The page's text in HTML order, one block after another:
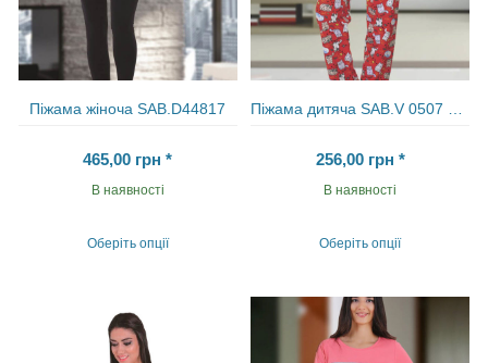
Піжама жіноча SAB.D44817
465,00 грн *
В наявності
Оберіть опції
кілька
варіантів.
Параметри
256,00 грн *
В наявності
Оберіть опції
має
кілька
варіантів.
Параметри